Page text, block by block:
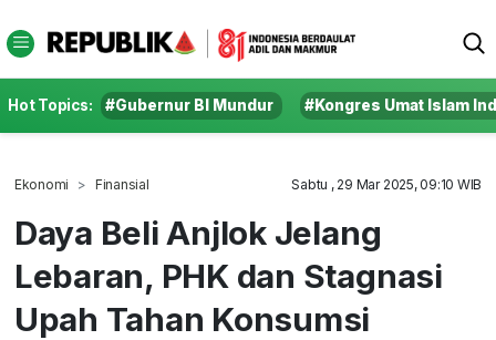
Hot Topics: #Gubernur BI Mundur #Kongres Umat Islam
Ekonomi Finansial Sabtu , 29 Mar 2025, 09:10 WIB
Daya Beli Anjlok Jelang
Lebaran, PHK dan Stagnasi
Upah Tahan Konsumsi